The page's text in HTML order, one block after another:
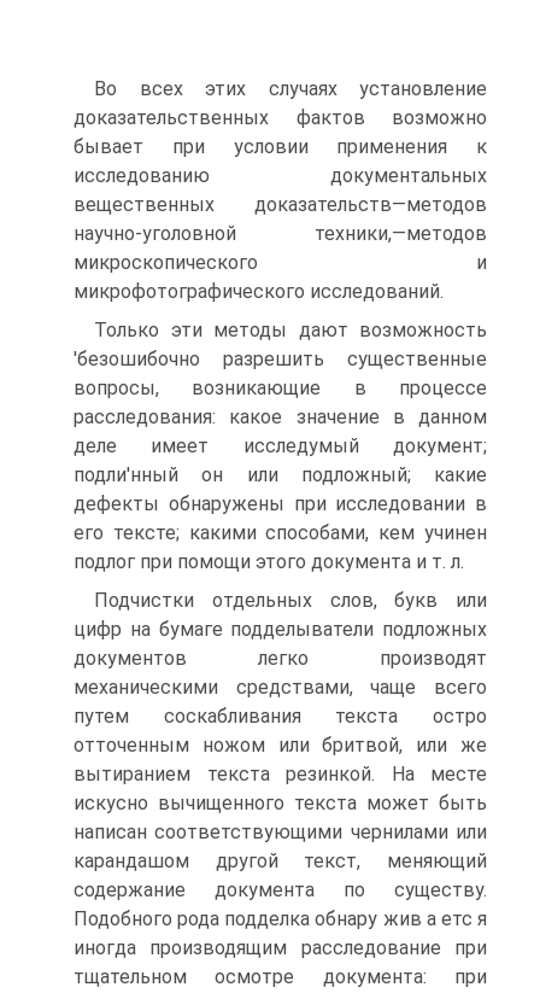
Во всех этих случаях установление
доказательственных фактов возможно
бывает при условии применения к
исследованию документальных
вещественных доказательств—методов
научно-уголовной техники,—методов
микроскопического и
микрофотографического исследований.
Только эти методы дают возможность
'безошибочно разрешить существенные
вопросы, возникающие в процессе
расследования: какое значение в данном
деле имеет исследумый документ;
подли'нный он или подложный; какие
дефекты обнаружены при исследовании в
его тексте; какими способами, кем учинен
подлог при помощи этого документа и т. л.
Подчистки отдельных слов, букв или
цифр на бумаге подделыватели подложных
документов легко производят
механическими средствами, чаще всего
путем соскабливания текста остро
отточенным ножом или бритвой, или же
вытиранием текста резинкой. На месте
искусно вычищенного текста может быть
написан соответствующими чернилами или
карандашом другой текст, меняющий
содержание документа по существу.
Подобного рода подделка обнару жив а етс я
иногда производящим расследование при
тщательном осмотре документа: при